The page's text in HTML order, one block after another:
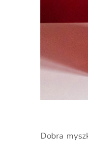
Dobra